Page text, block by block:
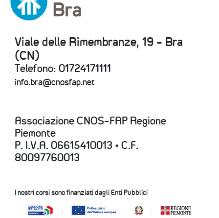
Viale delle Rimembranze, 19 - Bra
(CN)
Telefono: 01724171111
info.bra@cnosfap.net
Associazione CNOS-FAP Regione
Piemonte
P. I.V.A. 06615410013 • C.F.
80097760013
I nostri corsi sono finanziati dagli Enti Pubblici